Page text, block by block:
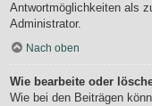
Antwortmöglichkeiten als
Administrator.
Nach oben
Wie bearbeite oder
Wie bei den Beiträgen